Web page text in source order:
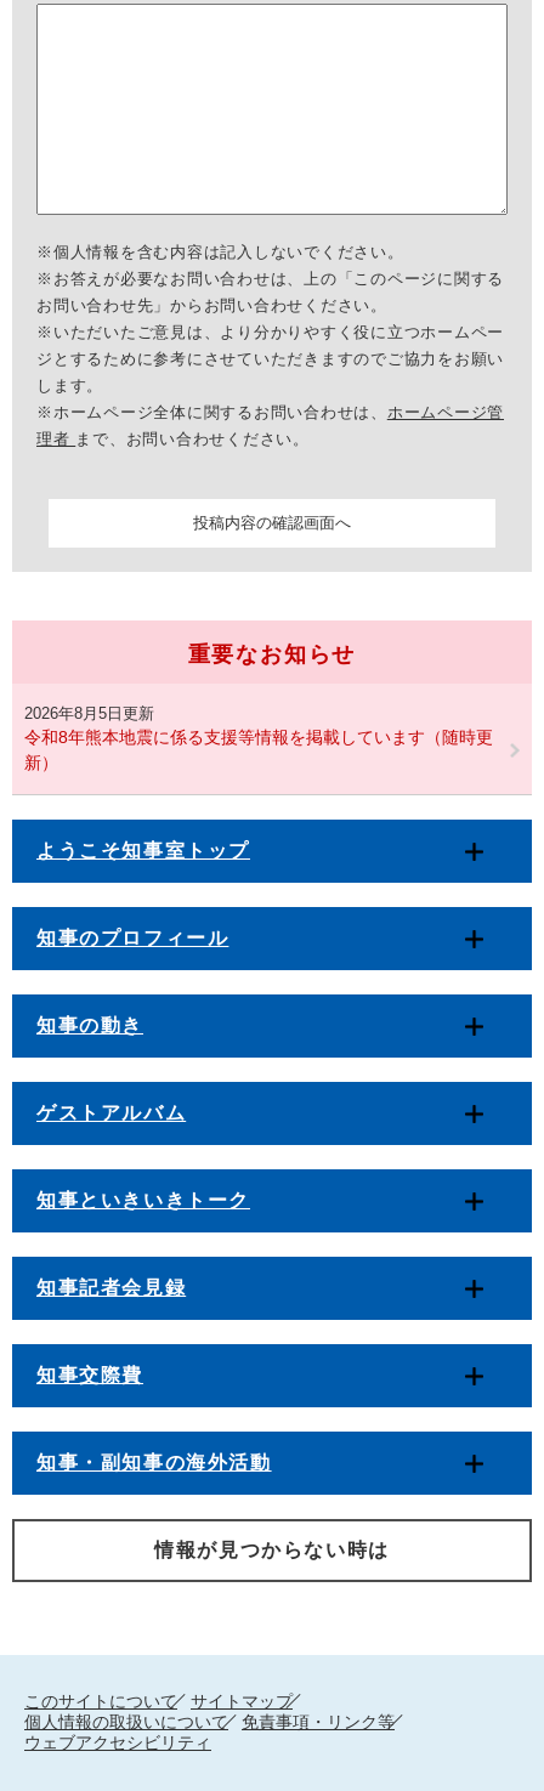
※個人情報を含む内容は記入しないでください。
※お答えが必要なお問い合わせは、上の「このページに関する
お問い合わせ先」からお問い合わせください。
※いただいたご意見は、より分かりやすく役に立つホームペー
ジとするために参考にさせていただきますのでご協力をお願い
します。
※ホームページ全体に関するお問い合わせは、 ホームページ管
理者 まで、お問い合わせください。
重要なお知らせ
2026年8月5日更新
令和8年熊本地震に係る支援等情報を掲載しています（随時更
新）
ようこそ知事室トップ
知事のプロフィール
知事の動き
ゲストアルバム
知事といきいきトーク
知事記者会見録
知事交際費
知事・副知事の海外活動
情報が見つからない時は
このサイトについて
サイトマップ
個人情報の取扱いについて
免責事項・リンク等
ウェブアクセシビリティ